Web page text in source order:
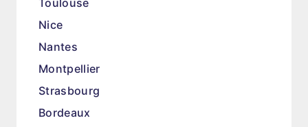
Toulouse
Nice
Nantes
Montpellier
Strasbourg
Bordeaux